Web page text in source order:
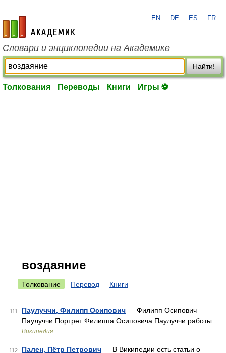
academic.ru
EN DE ES FR
Словари и энциклопедии на Академике
Найти!
Толкования Переводы Книги Игры ⚽
воздаяние
Толкование Перевод Книги
111 Паулуччи, Филипп Осипович — Филипп Осипович
Паулуччи Портрет Филиппа Осиповича Паулуччи работы …
Википедия
112 Пален, Пётр Петрович — В Википедии есть статьи о